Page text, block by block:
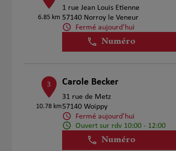
6.85 km
1 rue Jean Louis Etienne
57140 Norroy le Veneur
Fermé aujourd'hui
Numéro
3
10.78 km
Carole Becker
31 rue de Metz
57140 Woippy
Fermé aujourd'hui
Ouvert sur rdv 10:00 - 12:00
Numéro